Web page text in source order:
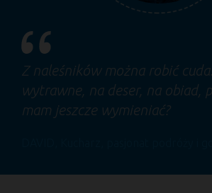
Z naleśników można robić
wytrawne, na deser, na obiad,
mam jeszcze wymieniać?